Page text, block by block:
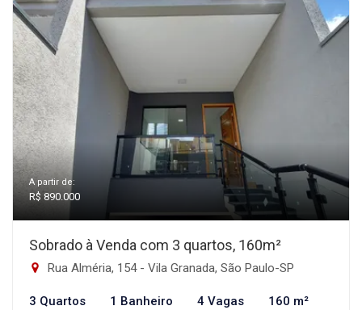
A partir de:
R$ 890.000
Sobrado à Venda com 3 quartos, 160m²
Rua Alméria, 154 - Vila Granada, São Paulo-SP
3 Quartos 1 Banheiro 4 Vagas 160 m²